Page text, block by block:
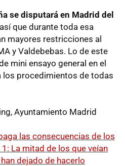
se disputará en Madrid del
que durante toda esa
mayores restricciones al
y Valdebebas. Lo de este
mini ensayo general en el
los procedimientos de todas
Ayuntamiento Madrid
las consecuencias de los
La mitad de los que veían
dejado de hacerlo